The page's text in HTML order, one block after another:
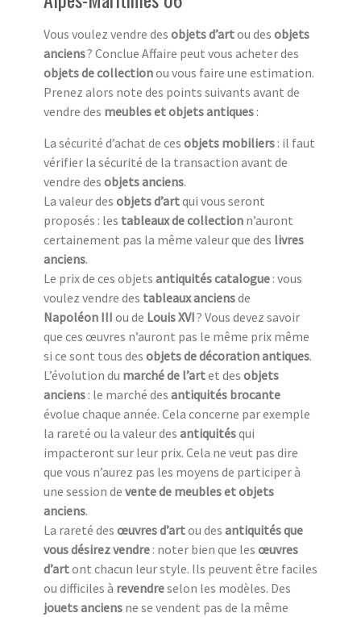
Vous voulez vendre des objets d’artou des objets
anciens? Conclue Affaire peut vous acheter des
objets de collectionou vous faire une estimation.
Prenez alors note des points suivants avant de
vendre des meubles et objets antiques :
La sécurité d’achat de ces objets mobiliers : il faut
vérifier la sécurité de la transaction avant de
vendre des objets anciens.
La valeur des objets d’artqui vous seront
proposés : les tableaux de collection n’auront
certainement pas la même valeur que des livres
anciens.
Le prix de ces objets antiquités catalogue : vous
voulez vendre des tableaux anciensde
Napoléon III ou de Louis XVI? Vous devez savoir
que ces œuvres n’auront pas le même prix même
si ce sont tous des objets de décoration antiques.
L’évolution du marché de l’artet des objets
anciens : le marché des antiquités brocante
évolue chaque année. Cela concerne par exemple
la rareté ou la valeur des antiquitésqui
impacteront sur leur prix. Cela ne veut pas dire
que vous n’aurez pas les moyens de participer à
une session de vente de meubles et objets
anciens.
La rareté des œuvres d’artou des antiquités que
vous désirez vendre : noter bien que les œuvres
d’artont chacun leur style. Ils peuvent être faciles
ou difficiles à revendreselon les modèles. Des
jouets anciens ne se vendent pas de la même